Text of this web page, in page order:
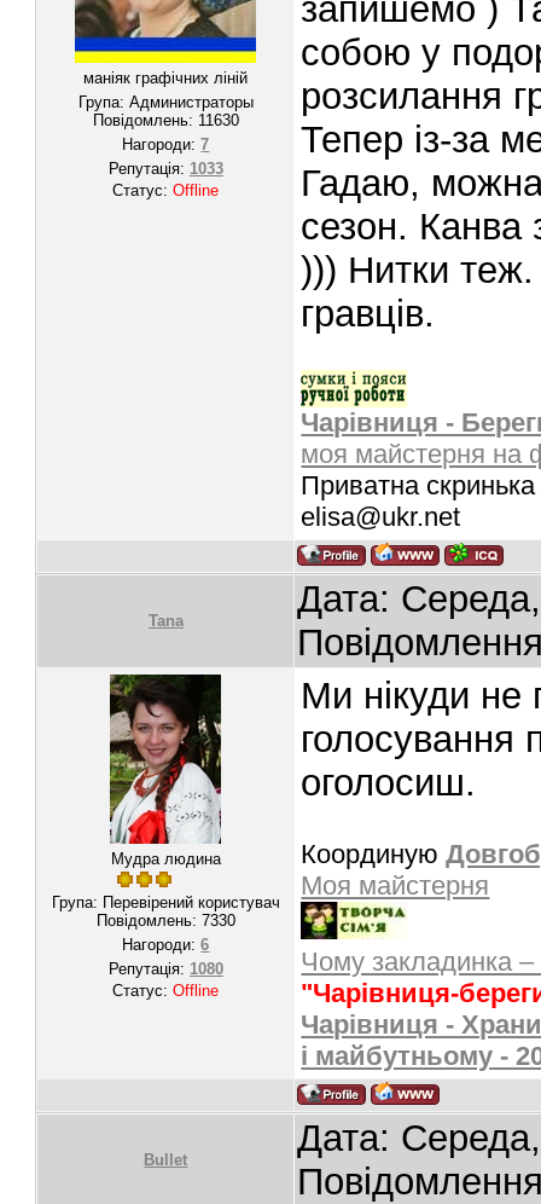
маніяк графічних ліній
Група: Администраторы
Повідомлень: 11630
Нагороди:7
Репутація: 1033
Статус:Offline
запишемо )
собою у
розсилання
Тепер із-за
Гадаю, можна
сезон. Канва
))) Нитки
гравців.
Чарівниця -
моя майстерня на
Приватна
elisa@ukr.net
Tana
Дата:
Мудра людина
Група: Перевірений користувач
Повідомлень: 7330
Нагороди:6
Репутація: 1080
Статус:Offline
Ми нікуди не
голосування
оголосиш.
Координую
Моя майстерня
Чому закладинка
"Чарівниця-
Чарівниця -
і майбутньому -
Bullet
Дата: